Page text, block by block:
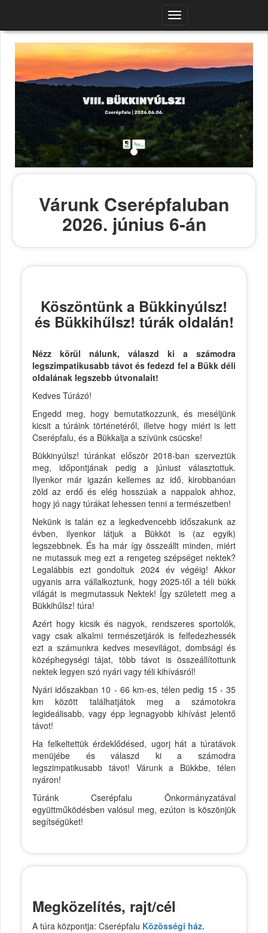
Navigációs
menü
Várunk Cserépfaluban
2026. június 6-án
Köszöntünk a Bükkinyúlsz!
és Bükkihűlsz! túrák oldalán!
Nézz körül nálunk, válaszd ki a számodra
legszimpatikusabb távot és fedezd fel a Bükk déli
oldalának legszebb útvonalait!
Kedves Túrázó!
Engedd meg, hogy bemutatkozzunk, és meséljünk
kicsit a túráink történetéről, illetve hogy miért is lett
Cserépfalu, és a Bükkalja a szívünk csücske!
Bükkinyúlsz! túránkat először 2018-ban szerveztük
meg, időpontjának pedig a júniust választottuk.
Ilyenkor már igazán kellemes az idő, kirobbanóan
zöld az erdő és elég hosszúak a nappalok ahhoz,
hogy jó nagy túrákat lehessen tenni a természetben!
Nekünk is talán ez a legkedvencebb időszakunk az
évben, ilyenkor látjuk a Bükköt is (az egyik)
legszebbnek. És ha már így összeállt minden, miért
ne mutassuk meg ezt a rengeteg szépséget nektek?
Legalábbis ezt gondoltuk 2024 év végéig! Akkor
ugyanis arra vállalkoztunk, hogy 2025-től a téli bükk
világát is megmutassuk Nektek! Így született meg a
Bükkihűlsz! túra!
Azért hogy kicsik és nagyok, rendszeres sportolók,
vagy csak alkalmi természetjárók is felfedezhessék
ezt a számunkra kedves mesevilágot, dombsági és
középhegységi tájat, több távot is összeállítottunk
nektek legyen szó nyári vagy téli kihívásról!
Nyári időszakban 10 - 66 km-es, télen pedig 15 - 35
km között találhatjátok meg a számotokra
legideálisabb, vagy épp legnagyobb kihívást jelentő
távot!
Ha felkeltettük érdeklődésed, ugorj hát a túratávok
menüjébe és válaszd ki a számodra
legszimpatikusabb távot! Várunk a Bükkbe, télen
nyáron!
Túránk Cserépfalu Önkormányzatával
együttműködésben valósul meg, ezúton is köszönjük
segítségüket!
Megközelítés, rajt/cél
A túra központja: Cserépfalu Közösségi ház.